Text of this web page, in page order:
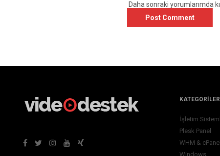
Daha sonraki yorumlarımda
KATEGORILER
İşletim
Plesk Panel
WHM & cPanel
Windows